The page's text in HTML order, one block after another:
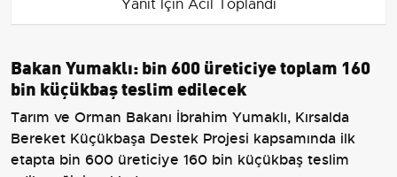
Yanıt İçin Acil Toplandı
Bakan Yumaklı: bin 600 üreticiye toplam 160
bin küçükbaş teslim edilecek
Tarım ve Orman Bakanı İbrahim Yumaklı, Kırsalda
Bereket Küçükbaşa Destek Projesi kapsamında ilk
etapta bin 600 üreticiye 160 bin küçükbaş teslim